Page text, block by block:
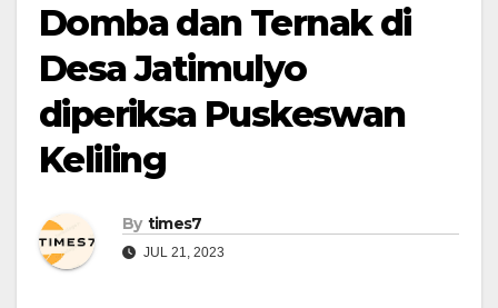
Domba dan Ternak di
Desa Jatimulyo
diperiksa Puskeswan
Keliling
By times7
JUL 21, 2023